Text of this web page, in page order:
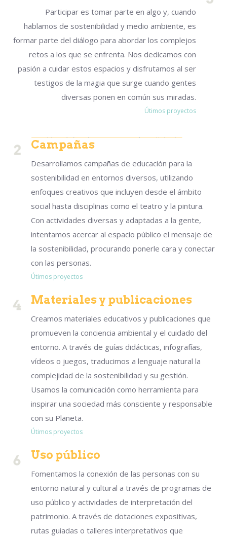
Participar es tomar parte en algo y, cuando
hablamos de sostenibilidad y medio ambiente, es
formar parte del diálogo para abordar los complejos
retos a los que se enfrenta. Nos dedicamos con
pasión a cuidar estos espacios y disfrutamos al ser
testigos de la magia que surge cuando gentes
diversas ponen en común sus miradas.
Útimos proyectos
Campañas
Desarrollamos campañas de educación para la
sostenibilidad en entornos diversos, utilizando
enfoques creativos que incluyen desde el ámbito
social hasta disciplinas como el teatro y la pintura.
Con actividades diversas y adaptadas a la gente,
intentamos acercar al espacio público el mensaje de
la sostenibilidad, procurando ponerle cara y conectar
con las personas.
Útimos proyectos
Materiales y publicaciones
Creamos materiales educativos y publicaciones que
promueven la conciencia ambiental y el cuidado del
entorno. A través de guías didácticas, infografías,
vídeos o juegos, traducimos a lenguaje natural la
complejidad de la sostenibilidad y su gestión.
Usamos la comunicación como herramienta para
inspirar una sociedad más consciente y responsable
con su Planeta.
Útimos proyectos
Uso público
Fomentamos la conexión de las personas con su
entorno natural y cultural a través de programas de
uso público y actividades de interpretación del
patrimonio. A través de dotaciones expositivas,
rutas guiadas o talleres interpretativos que